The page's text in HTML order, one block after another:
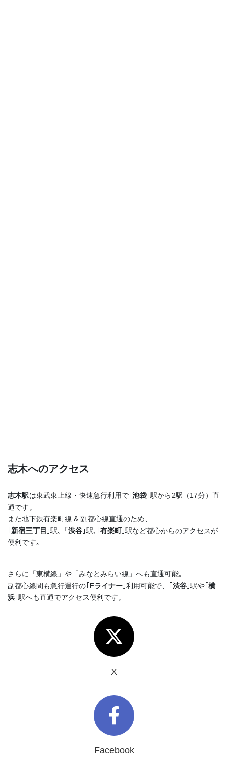
志木へのアクセス
志木駅は東武東上線・快速急行利用で｢ 池袋 ｣駅から2駅（17分）直
通です。
また地下鉄有楽町線 & 副都心線直通のため、
新宿三丁目 ｣駅､「渋谷 ｣駅､｢ 有楽町｣駅など都心からのアクセスが
便利です｡
さらに「東横線」や「みなとみらい線」へも直通可能｡
副都心線間も急行運行の｢ Fライナー ｣利用可能で、｢ 渋谷 ｣駅や｢ 横
浜 ｣駅へも直通でアクセス便利です。
X
Facebook